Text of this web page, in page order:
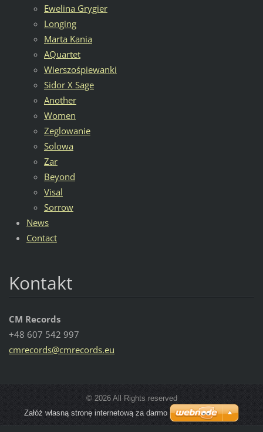
Ewelina Grygier
Longing
Marta Kania
AQuartet
Wierszośpiewanki
Sidor X Sage
Another
Women
Zeglowanie
Solowa
Zar
Beyond
Visal
Sorrow
News
Contact
Kontakt
CM Records
+48 607 542 997
cmrecords@cmrecords.eu
© 2026 All Rights reserved
Załóż własną stronę internetową za darmo